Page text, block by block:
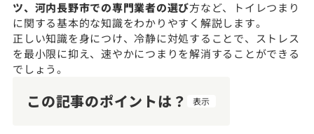
ツ、河内長野市での専門業者の選び方など、トイレつまり
に関する基本的な知識をわかりやすく解説します。
正しい知識を身につけ、冷静に対処することで、ストレス
を最小限に抑え、速やかにつまりを解消することができる
でしょう。
この記事のポイントは？ 表示